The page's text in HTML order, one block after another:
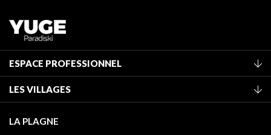
ESPACE PROFESSIONNEL
Classement des meublés
Taxe de séjour
LES VILLAGES
Champagny-en-Vanoise
LA PLAGNE